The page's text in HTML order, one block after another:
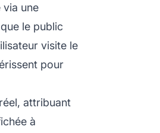
via une
le public
visite le
pour
attribuant
à